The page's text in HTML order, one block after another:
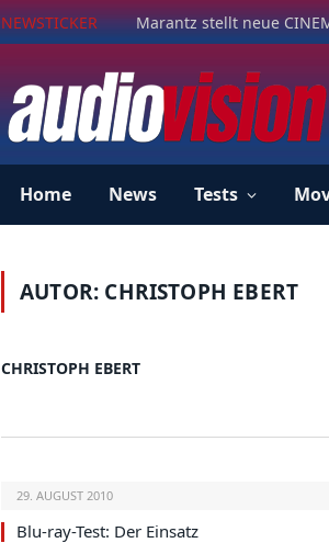
NEWSTICKER Marantz stellt neue
Home News Tests
AUTOR: CHRISTOPH EBERT
CHRISTOPH EBERT
29. AUGUST 2010
Blu-ray-Test: Der Einsatz